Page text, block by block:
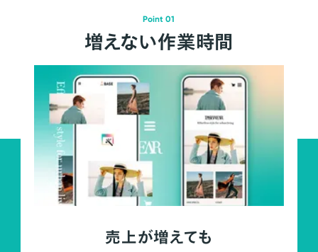
Point 01
増えない作業時間
売上が増えても